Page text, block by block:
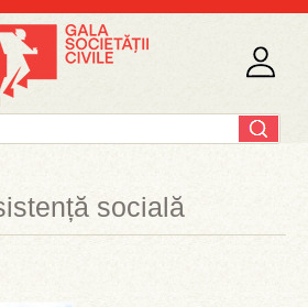
socială